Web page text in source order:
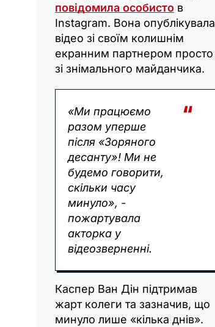
повідомила особисто в
Instagram. Вона опублікувала
відео зі своїм колишнім
екранним партнером просто
зі знімального майданчика.
«Ми працюємо
разом уперше
після «Зоряного
десанту»! Ми не
будемо говорити,
скільки часу
минуло», -
пожартувала
акторка у
відеозверненні.
Каспер Ван Дін підтримав
жарт колеги та зазначив, що
минуло лише «кілька днів».